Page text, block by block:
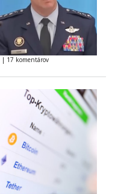
| 17 komentárov